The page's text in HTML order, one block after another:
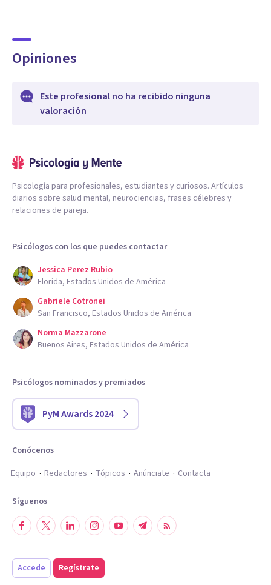
Opiniones
Este profesional no ha recibido ninguna
valoración
Psicología para profesionales, estudiantes y curiosos. Artículos
diarios sobre salud mental, neurociencias, frases célebres y
relaciones de pareja.
Psicólogos con los que puedes contactar
Jessica Perez Rubio
Florida, Estados Unidos de América
Gabriele Cotronei
San Francisco, Estados Unidos de América
Norma Mazzarone
Buenos Aires, Estados Unidos de América
Psicólogos nominados y premiados
PyM Awards 2024
Conócenos
Equipo
Redactores Tópicos Anúnciate Contacta
Síguenos
Accede Regístrate